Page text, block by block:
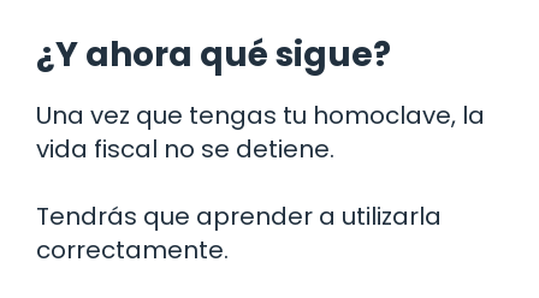
¿Y ahora qué sigue?
Una vez que tengas tu homoclave, la
vida fiscal no se detiene.
Tendrás que aprender a utilizarla
correctamente.